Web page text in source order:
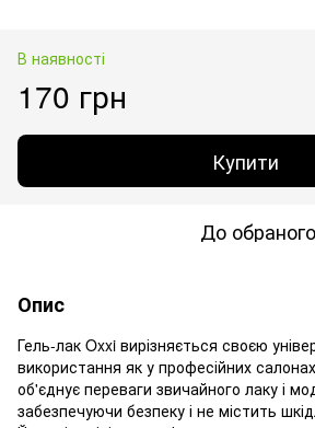
В наявності
170 грн
Купити
До обраного
Опис
Гель-лак Oxxi вирізняється своєю
використання як у професійних
об'єднує переваги звичайного лаку і
забезпечуючи безпеку і не містить